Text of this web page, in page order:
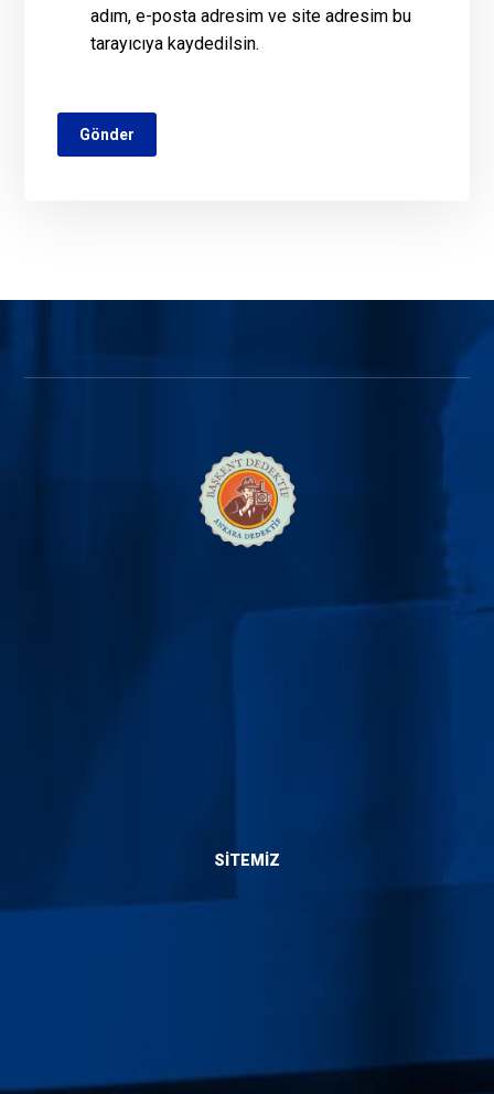
adım, e-posta adresim ve site adresim bu
tarayıcıya kaydedilsin.
SITEMIZ